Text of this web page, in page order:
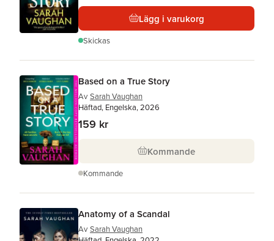
Lägg i varukorg
Skickas
Based on a True Story
Av Sarah Vaughan
Häftad, Engelska, 2026
159 kr
Kommande
Kommande
Anatomy of a Scandal
Av Sarah Vaughan